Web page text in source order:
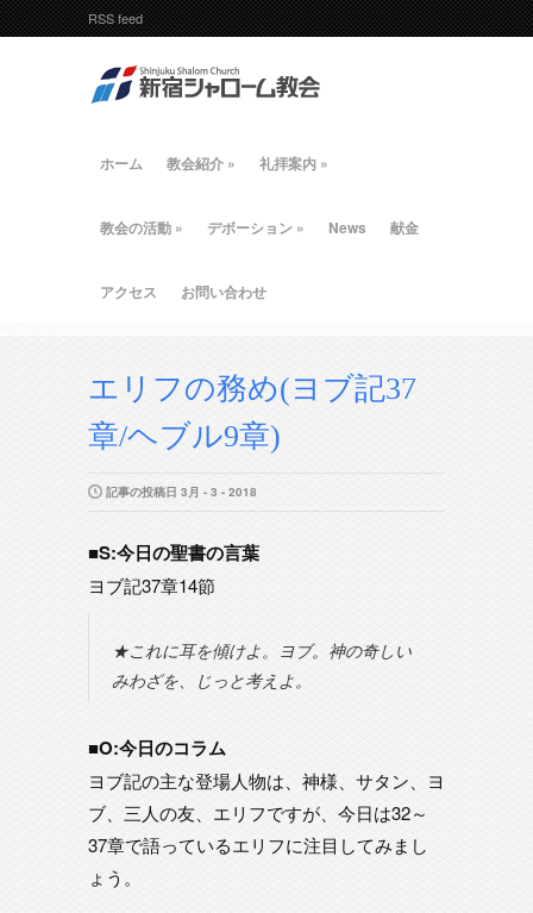
RSS feed
ホーム 教会紹介 » 礼拝案内 »
教会の活動 » デボーション » News 献金
アクセス お問い合わせ
エリフの務め(ヨブ記37
章/ヘブル9章)
記事の投稿日 3月 - 3 - 2018
■S:今日の聖書の言葉
ヨブ記37章14節
★これに耳を傾けよ。ヨブ。神の奇しい
みわざを、じっと考えよ。
■O:今日のコラム
ヨブ記の主な登場人物は、神様、サタン、ヨ
ブ、三人の友、エリフですが、今日は32～
37章で語っているエリフに注目してみまし
ょう。